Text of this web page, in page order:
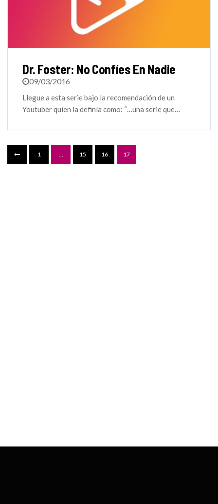
Dr. Foster: No Confíes En Nadie
09/03/2016
Llegue a esta serie bajo la recomendación de un
Youtuber quien la definía como: “…una serie que…
1 … 15 16 17